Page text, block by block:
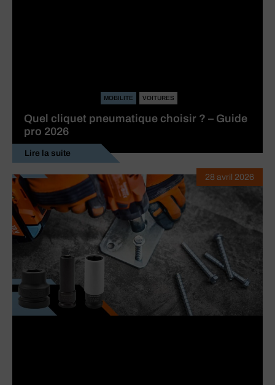
MOBILITE VOITURES
Quel cliquet pneumatique choisir ? – Guide
pro 2026
Lire la suite
28 avril 2026